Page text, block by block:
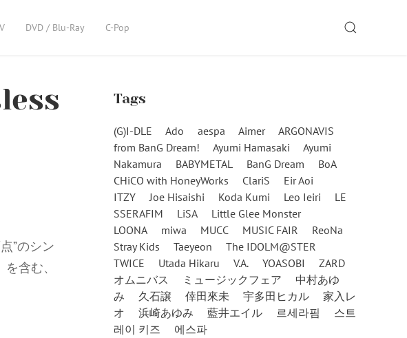
DVD / Blu-Ray C-Pop SEARCH
”のシン
含む、
Tags
(G)I-DLE Ado aespa Aimer
ARGONAVIS
from BanG Dream!
Ayumi Hamasaki
Ayumi
Nakamura
BABYMETAL BanG Dream
BoA
CHiCO with HoneyWorks
ClariS
Eir Aoi
ITZY
Joe Hisaishi Koda Kumi Leo Ieiri
LE
SSERAFIM
LiSA
Little Glee Monster
LOONA
miwa MUCC MUSIC FAIR
ReoNa
Stray Kids
Taeyeon
The IDOLM@STER
TWICE
Utada Hikaru V.A. YOASOBI
ZARD
オムニバス
ミュージックフェア
中村あゆ
み
久石譲 倖田來未 宇多田ヒカル
家入レ
オ
浜崎あゆみ 藍井エイル 르세라핌
스트
레이 키즈
에스파